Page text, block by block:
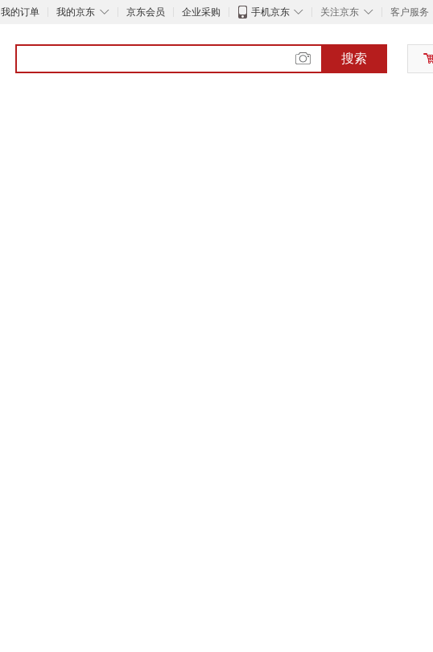
我的订单 ◇
我的京东 京东会员 企业采购 ◇
手机京东 ◇
关注京东 客户服务
搜索